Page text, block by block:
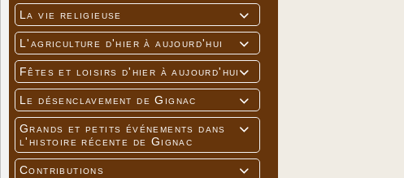

La vie religieuse

L'agriculture d'hier à aujourd'hui

Fêtes et loisirs d'hier à aujourd'hui

Le désenclavement de Gignac

Grands et petits événements dans
l'histoire récente de Gignac

Contributions